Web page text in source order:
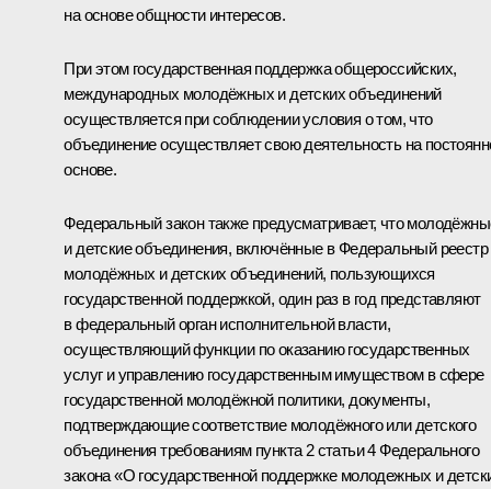
на основе общности интересов.
При этом государственная поддержка общероссийских,
международных молодёжных и детских объединений
осуществляется при соблюдении условия о том, что
объединение осуществляет свою деятельность на
основе.
Федеральный закон также предусматривает, что
и детские объединения, включённые в Федеральный реестр
молодёжных и детских объединений, пользующихся
государственной поддержкой, один раз в год представляют
в федеральный орган исполнительной власти,
осуществляющий функции по оказанию государственных
услуг и управлению государственным имуществом в сфере
государственной молодёжной политики, документы,
подтверждающие соответствие молодёжного или детского
объединения требованиям пункта 2 статьи 4 Федерального
закона «О государственной поддержке молодежных и